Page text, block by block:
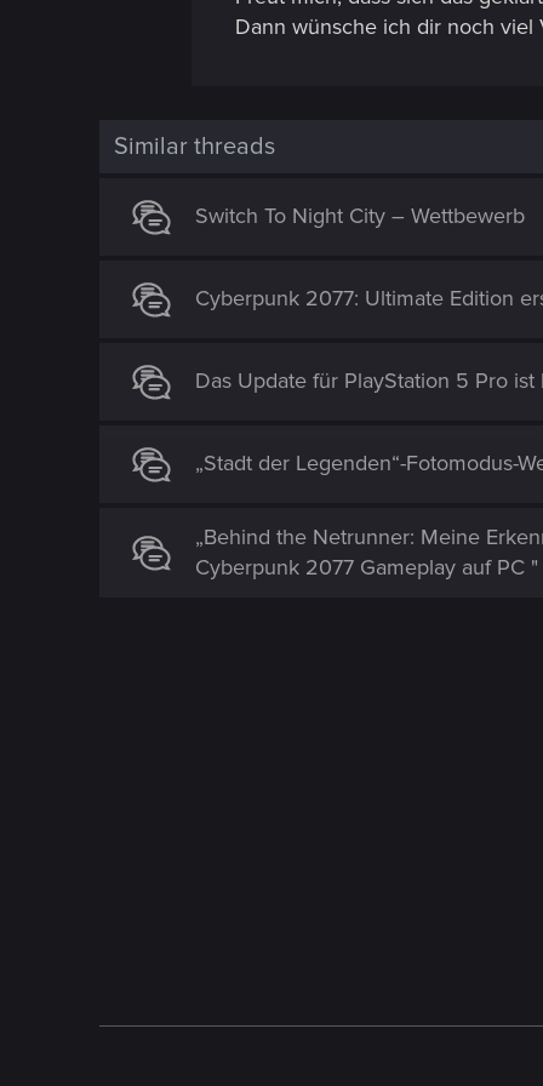
Dann wünsche ich dir noch viel
Similar threads
Switch To Night City – Wettbewerb
Cyberpunk 2077: Ultimate Edition
Das Update für PlayStation 5 Pro ist
„Stadt der Legenden“-Fotomodus-
„Behind the Netrunner: Meine
Cyberpunk 2077 Gameplay auf PC "